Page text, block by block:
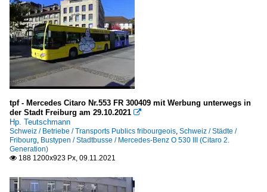
tpf - Mercedes Citaro Nr.553 FR 300409 mit Werbung unterwegs in
der Stadt Freiburg am 29.10.2021 
Hp. Teutschmann
Schweiz / Betriebe / Transports Publics fribourgeois, Schweiz / Städte /
Fribourg, Bustypen / Stadtbusse / Mercedes-Benz O 530 III (Citaro 2.
Generation)
 188 1200x923 Px, 09.11.2021